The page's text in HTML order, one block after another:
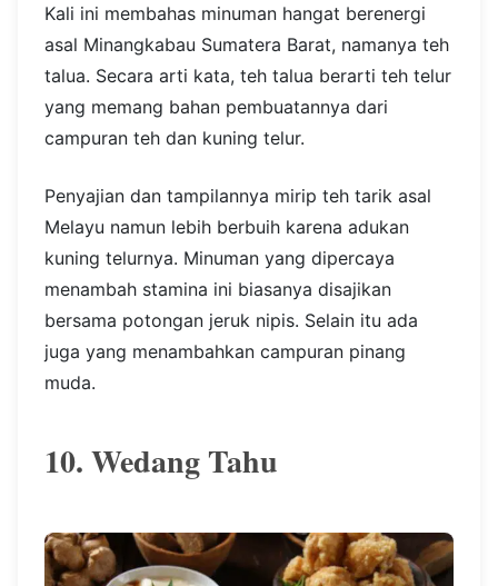
Kali ini membahas minuman hangat berenergi
asal Minangkabau Sumatera Barat, namanya teh
talua. Secara arti kata, teh talua berarti teh telur
yang memang bahan pembuatannya dari
campuran teh dan kuning telur.
Penyajian dan tampilannya mirip teh tarik asal
Melayu namun lebih berbuih karena adukan
kuning telurnya. Minuman yang dipercaya
menambah stamina ini biasanya disajikan
bersama potongan jeruk nipis. Selain itu ada
juga yang menambahkan campuran pinang
muda.
10. Wedang Tahu